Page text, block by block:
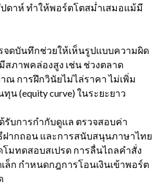
ดาห์ ทำให้พอร์ตโตสม่ำเสมอแม้มี
ดบันทึกช่วยให้เห็นรูปแบบความผิด
สภาพคล่องสูง เช่น ช่วงตลาด
การฝึกวินัยไม่ไล่ราคา ไม่เพิ่ม
น (equity curve) ในระยะยาว
รับการกำกับดูแล ตรวจสอบค่า
ากถอน และการสนับสนุนภาษาไทย
มทดสอบสเปรด การลื่นไถลคำสั่ง
ล็ก กำหนดกฎการโอนเงินเข้าพอร์ต